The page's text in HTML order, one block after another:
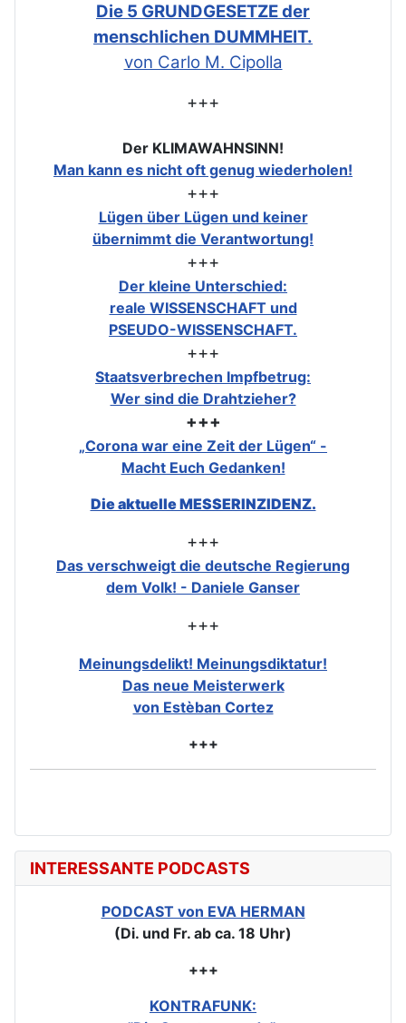
Die 5 GRUNDGESETZE der
menschlichen DUMMHEIT.
von Carlo M. Cipolla
+++
Der KLIMAWAHNSINN!
Man kann es nicht oft genug wiederholen!
+++
Lügen über Lügen und keiner
übernimmt die Verantwortung!
+++
Der kleine Unterschied:
reale WISSENSCHAFT und
PSEUDO-WISSENSCHAFT.
+++
Staatsverbrechen Impfbetrug:
Wer sind die Drahtzieher?
+++
„Corona war eine Zeit der Lügen“ -
Macht Euch Gedanken!
Die aktuelle MESSERINZIDENZ.
+++
Das verschweigt die deutsche Regierung
dem Volk! - Daniele Ganser
+++
Meinungsdelikt! Meinungsdiktatur!
Das neue Meisterwerk
von Estèban Cortez
+++
INTERESSANTE PODCASTS
PODCAST von EVA HERMAN
(Di. und Fr. ab ca. 18 Uhr)
+++
KONTRAFUNK: